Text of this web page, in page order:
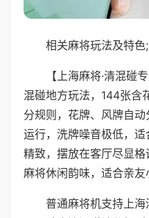
相关麻将玩法及特色;
【上海麻将·清混碰
混碰地方玩法，144张含
分规则，花牌、风牌自
运行，洗牌噪音极低，
精致，摆放在客厅尽显
麻将休闲韵味，适合亲友
普通麻将机支持上